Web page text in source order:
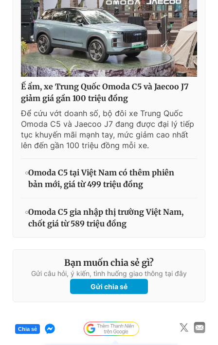
Ế ẩm, xe Trung Quốc Omoda C5 và Jaecoo J7
giảm giá gần 100 triệu đồng
Để cứu vớt doanh số, bộ đôi xe Trung Quốc
Omoda C5 và Jaecoo J7 đang được đại lý tiếp
tục khuyến mãi mạnh tay, mức giảm cao nhất
lên đến gần 100 triệu đồng mỗi xe.
Omoda C5 tại Việt Nam có thêm phiên
bản mới, giá từ 499 triệu đồng
Omoda C5 gia nhập thị trường Việt Nam,
chốt giá từ 589 triệu đồng
Bạn muốn chia sẻ gì?
Gửi câu hỏi, ý kiến, tình huống giao thông tại đây
Gửi chia sẻ
Chia sẻ